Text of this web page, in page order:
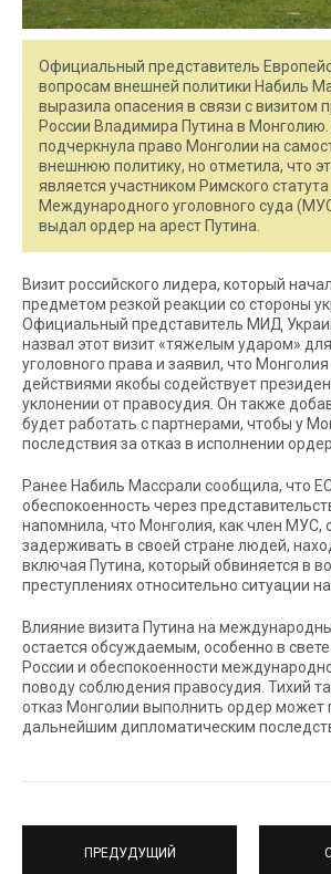
Официальный представитель
вопросам внешней политики Набиль
выразила опасения в связи с визитом
России Владимира Путина в
подчеркнула право Монголии на
внешнюю политику, но отметила, что
является участником Римского статута
Международного уголовного суда
выдал ордер на арест Путина.
Визит российского лидера, который
предметом резкой реакции со стороны
Официальный представитель МИД
назвал этот визит «тяжелым ударом»
уголовного права и заявил, что
действиями якобы содействует
уклонении от правосудия. Он также
будет работать с партнерами, чтобы у
последствия за отказ в исполнении
Ранее Набиль Массрали сообщила, что
обеспокоенность через
напомнила, что Монголия, как член МУС,
задерживать в своей стране людей,
включая Путина, который обвиняется в
преступлениях относительно ситуации
Влияние визита Путина на
остается обсуждаемым, особенно в
России и обеспокоенности
поводу соблюдения правосудия. Тихий
отказ Монголии выполнить ордер может
дальнейшим дипломатическим
ПРЕДУДУЩИЙ